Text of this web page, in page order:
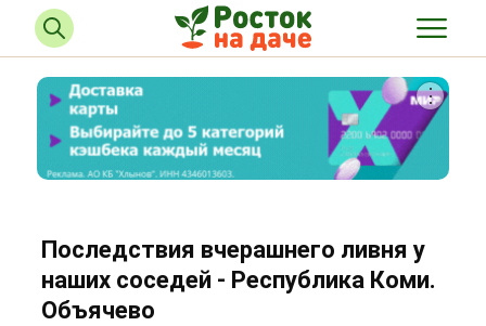
Последствия вчерашнего ливня у
наших соседей - Республика Коми.
Объячево